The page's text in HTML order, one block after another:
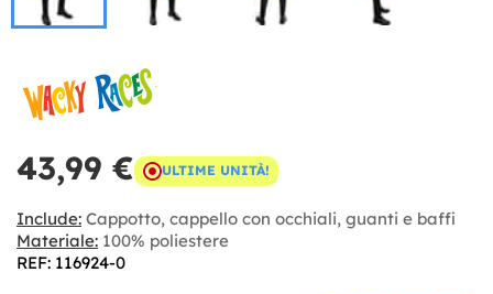
43,99 € ULTIME UNITÀ!
Include: Cappotto, cappello con occhiali, guanti e baffi
Materiale: 100% poliestere
REF: 116924-0